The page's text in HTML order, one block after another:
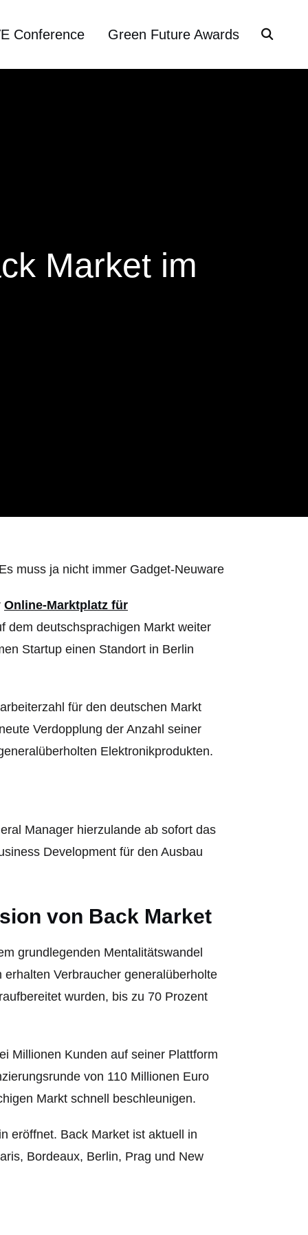
Conference Green Future Awards
Market im
muss ja nicht immer Gadget-Neuware
Online-Marktplatz für
dem deutschsprachigen Markt weiter
Startup einen Standort in Berlin
für den deutschen Markt
Verdopplung der Anzahl seiner
Elektronikprodukten.
Manager hierzulande ab sofort das
Development für den Ausbau
von Back Market
grundlegenden Mentalitätswandel
erhalten Verbraucher generalüberholte
wurden, bis zu 70 Prozent
Millionen Kunden auf seiner Plattform
von 110 Millionen Euro
Markt schnell beschleunigen.
eröffnet. Back Market ist aktuell in
Bordeaux, Berlin, Prag und New